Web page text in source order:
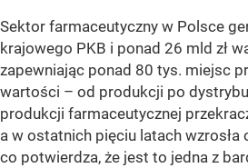
Sektor farmaceutyczny w Polsce
krajowego PKB i ponad 26 mld zł
zapewniając ponad 80 tys. miejsc
wartości – od produkcji po
produkcji farmaceutycznej
a w ostatnich pięciu latach wzrosła
co potwierdza, że jest to jedna z